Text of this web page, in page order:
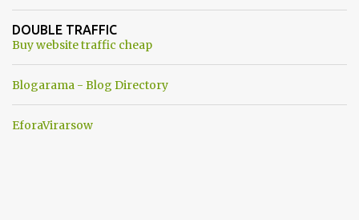
ancora una fantasia Nato o forse una "False Flag", per provocare
una guerra mondiale che difficilmente da menti sane, potrebbe
DOUBLE TRAFFIC
Buy website traffic cheap
Blogarama - Blog Directory
EforaVirarsow